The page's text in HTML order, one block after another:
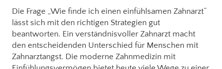
Die Frage „Wie finde ich einen einfühlsamen Zahnarzt“
lässt sich mit den richtigen Strategien gut
beantworten. Ein verständnisvoller Zahnarzt macht
den entscheidenden Unterschied für Menschen mit
Zahnarztangst. Die moderne Zahnmedizin mit